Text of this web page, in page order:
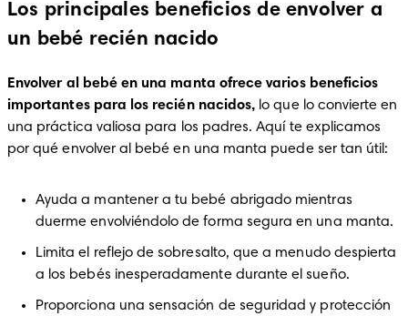
Los principales beneficios de envolver a
un bebé recién nacido
Envolver al bebé en una manta ofrece varios beneficios
importantes para los recién nacidos, lo que lo convierte en
una práctica valiosa para los padres. Aquí te explicamos
por qué envolver al bebé en una manta puede ser tan útil:
Ayuda a mantener a tu bebé abrigado mientras
duerme envolviéndolo de forma segura en una manta.
Limita el reflejo de sobresalto, que a menudo despierta
a los bebés inesperadamente durante el sueño.
Proporciona una sensación de seguridad y protección